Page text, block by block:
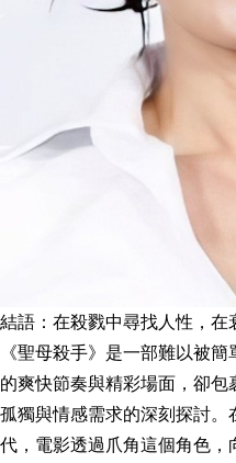
結語：在殺戮中尋找人性，在
《聖母殺手》是一部難以被
的爽快節奏與精彩場面，卻
孤獨與情感需求的深刻探討
代，電影透過爪角這個角色